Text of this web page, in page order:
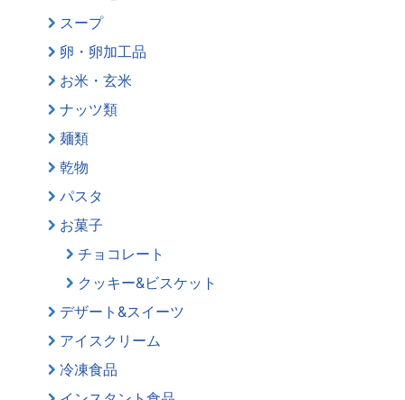
スープ
卵・卵加工品
お米・玄米
ナッツ類
麺類
乾物
パスタ
お菓子
チョコレート
クッキー&ビスケット
デザート&スイーツ
アイスクリーム
冷凍食品